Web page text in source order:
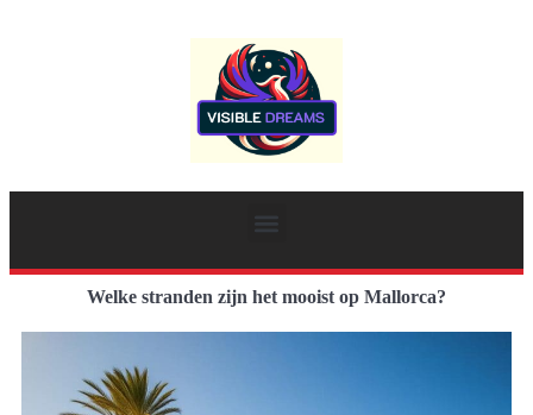
Welke stranden zijn het mooist op Mallorca?